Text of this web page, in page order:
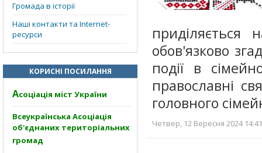
Громада в історії
Наші контакти та Internet-
ресурси
КОРИСНІ ПОСИЛАННЯ
Асоціація міст України
Всеукраїнська Асоціація
об'єднаних територіальних
громад
приділяється
обов'язково
події в
православні
головного
Четвер, 12 Вересня 2024